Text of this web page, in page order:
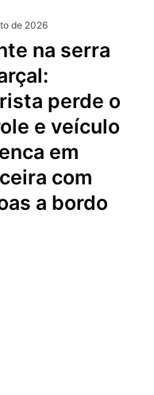
de 2026
perde o
e veículo
em
com
a bordo